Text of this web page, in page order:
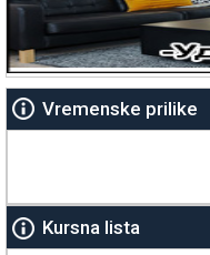
Vremenske prilike
Kursna lista